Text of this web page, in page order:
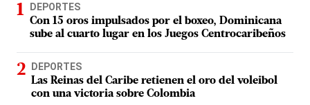
DEPORTES
Con 15 oros impulsados por el boxeo, Dominicana
sube al cuarto lugar en los Juegos Centrocaribeños
DEPORTES
Las Reinas del Caribe retienen el oro del voleibol
con una victoria sobre Colombia